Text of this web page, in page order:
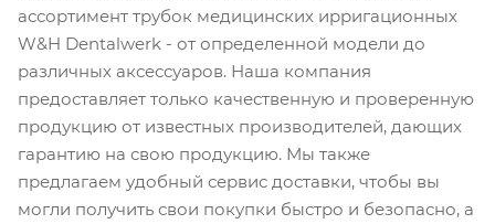
ассортимент трубок медицинских ирригационных
W&H Dentalwerk - от определенной модели до
различных аксессуаров. Наша компания
предоставляет только качественную и проверенную
продукцию от известных производителей, дающих
гарантию на свою продукцию. Мы также
предлагаем удобный сервис доставки, чтобы вы
могли получить свои покупки быстро и безопасно, а